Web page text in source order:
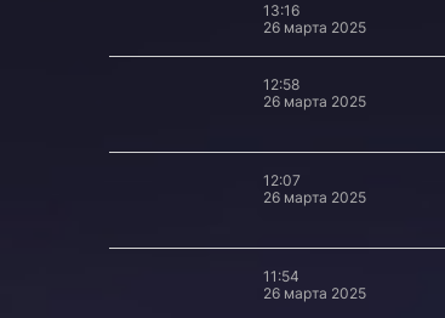
13:16
26 марта 2025
12:58
26 марта 2025
12:07
26 марта 2025
11:54
26 марта 2025